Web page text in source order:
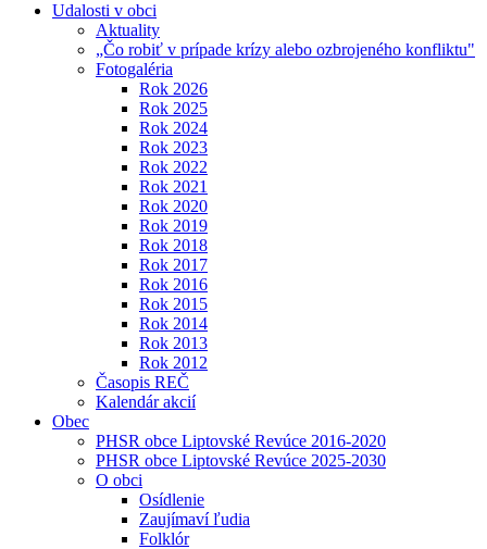
Udalosti v obci
Aktuality
„Čo robiť v prípade krízy alebo ozbrojeného konfliktu"
Fotogaléria
Rok 2026
Rok 2025
Rok 2024
Rok 2023
Rok 2022
Rok 2021
Rok 2020
Rok 2019
Rok 2018
Rok 2017
Rok 2016
Rok 2015
Rok 2014
Rok 2013
Rok 2012
Časopis REČ
Kalendár akcií
Obec
PHSR obce Liptovské Revúce 2016-2020
PHSR obce Liptovské Revúce 2025-2030
O obci
Osídlenie
Zaujímaví ľudia
Folklór